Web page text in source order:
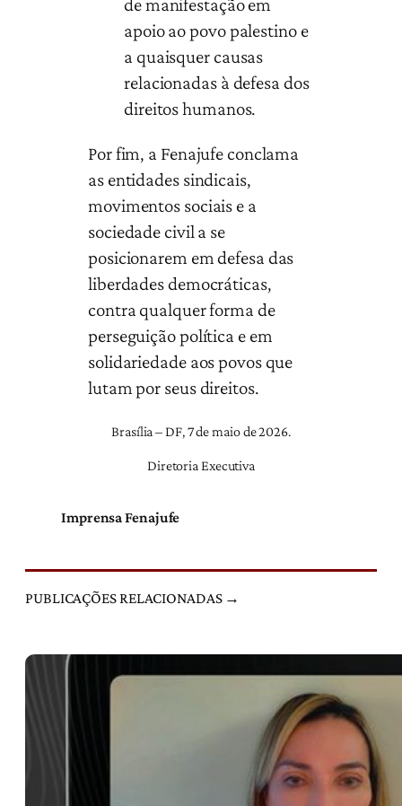
de manifestação em
apoio ao povo palestino e
a quaisquer causas
relacionadas à defesa dos
direitos humanos.
Por fim, a Fenajufe conclama
as entidades sindicais,
movimentos sociais e a
sociedade civil a se
posicionarem em defesa das
liberdades democráticas,
contra qualquer forma de
perseguição política e em
solidariedade aos povos que
lutam por seus direitos.
Brasília – DF, 7 de maio de 2026.
Diretoria Executiva
Imprensa Fenajufe
PUBLICAÇÕES RELACIONADAS →